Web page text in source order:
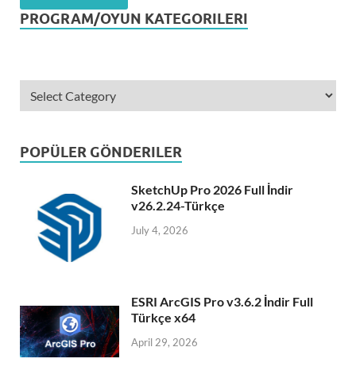
PROGRAM/OYUN KATEGORILERI
POPÜLER GÖNDERILER
SketchUp Pro 2026 Full İndir
v26.2.24-Türkçe
July 4, 2026
ESRI ArcGIS Pro v3.6.2 İndir Full
Türkçe x64
April 29, 2026